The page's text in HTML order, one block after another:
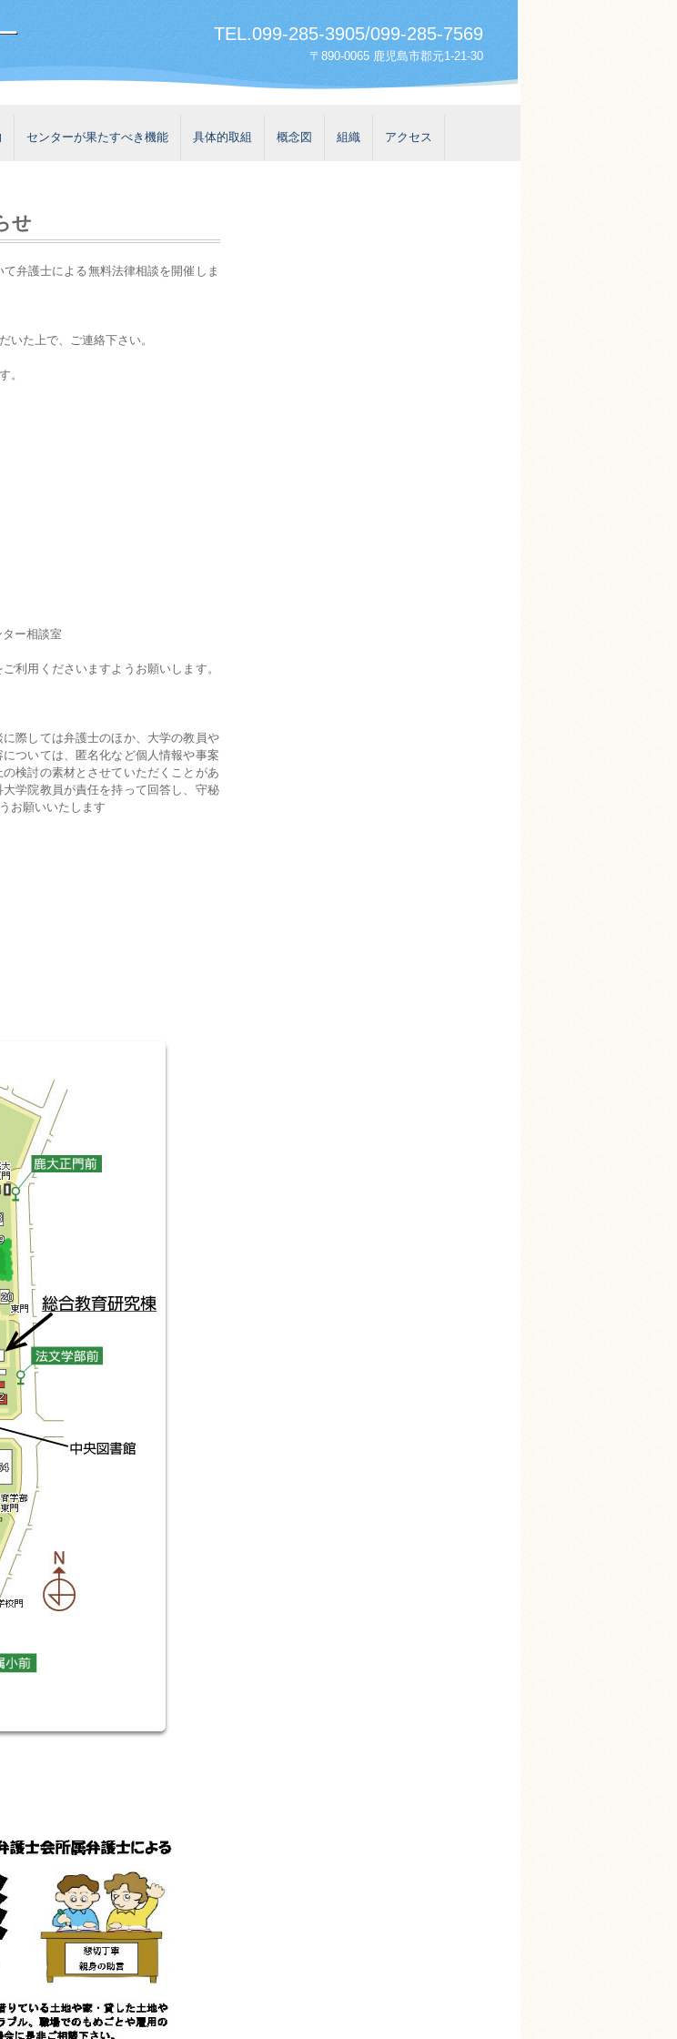
TEL.099-285-3905/099-285-7569
〒890-0065 鹿児島市郡元1-21-30
センターが果たすべき機能 具体的取組 概念図 組織 アクセス
せ
弁護士による無料法律相談を開催しま
いた上で、ご連絡下さい。
。
ー相談室
利用くださいますようお願いします。
際しては弁護士のほか、大学の教員や
ついては、匿名化など個人情報や事案
検討の素材とさせていただくことがあ
学院教員が責任を持って回答し、守秘
お願いいたします